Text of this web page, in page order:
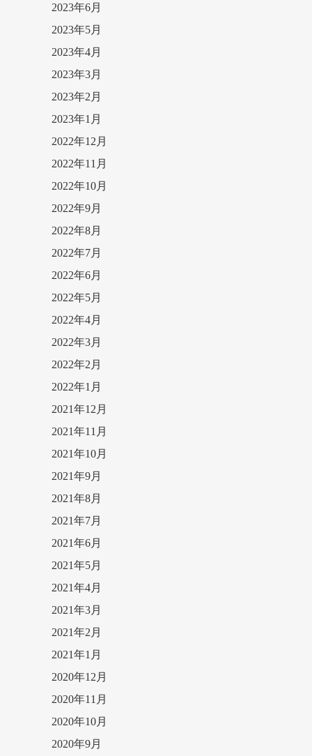
2023年6月
2023年5月
2023年4月
2023年3月
2023年2月
2023年1月
2022年12月
2022年11月
2022年10月
2022年9月
2022年8月
2022年7月
2022年6月
2022年5月
2022年4月
2022年3月
2022年2月
2022年1月
2021年12月
2021年11月
2021年10月
2021年9月
2021年8月
2021年7月
2021年6月
2021年5月
2021年4月
2021年3月
2021年2月
2021年1月
2020年12月
2020年11月
2020年10月
2020年9月